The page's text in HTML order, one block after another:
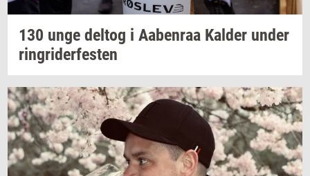
130 unge delt­og i Aa­ben­raa Kal­der under
rin­gri­der­fe­sten